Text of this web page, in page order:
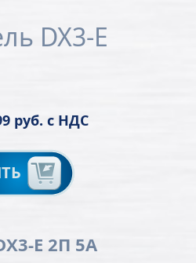
DX3-Е
руб. с НДС
Е 2П 5А